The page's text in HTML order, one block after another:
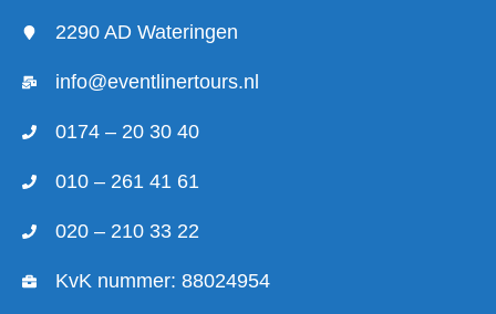
2290 AD Wateringen
info@eventlinertours.nl
0174 – 20 30 40
010 – 261 41 61
020 – 210 33 22
KvK nummer: 88024954